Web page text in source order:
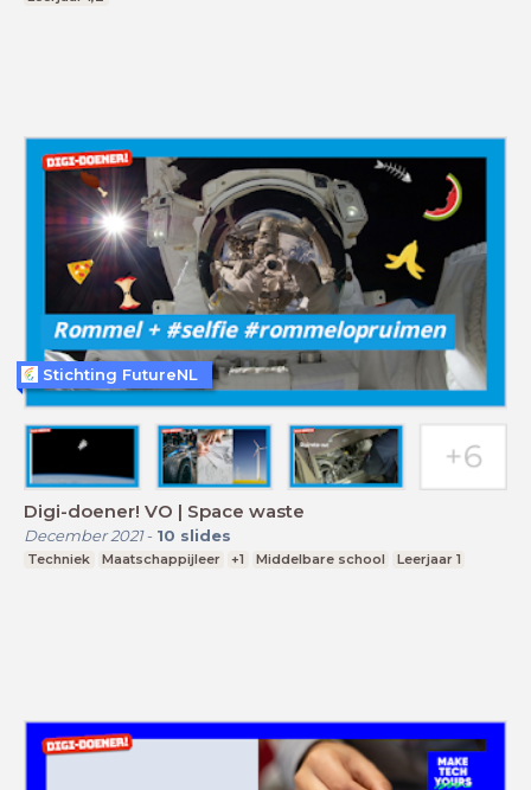
Digi-doener! VO | Space waste
December 2021- 10 slides
Techniek Maatschappijleer +1 Middelbare school Leerjaar 1
Stichting FutureNL